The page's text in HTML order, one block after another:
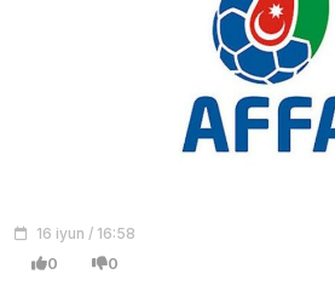
16 iyun / 16:58
0 0